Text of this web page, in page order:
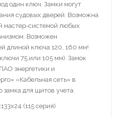
один ключ. Замки могут
судовых дверей. Возможна
мастер-системой любых
Возможен
длиной ключа 120, 160 мм!
75 или 105 мм). Замок
энергетики и
«Кабельная сеть» в
замка для щитов учета.
(115 серия)